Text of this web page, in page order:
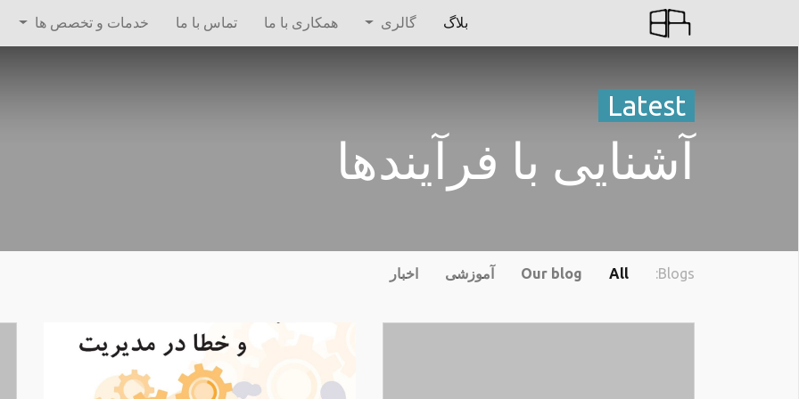
بلاگ گالری همکاری با ما تماس با ما خدمات و تخصص ها
Latest
آشنایی با فرآیندها
Blogs:
All
Our blog آموزشی اخبار